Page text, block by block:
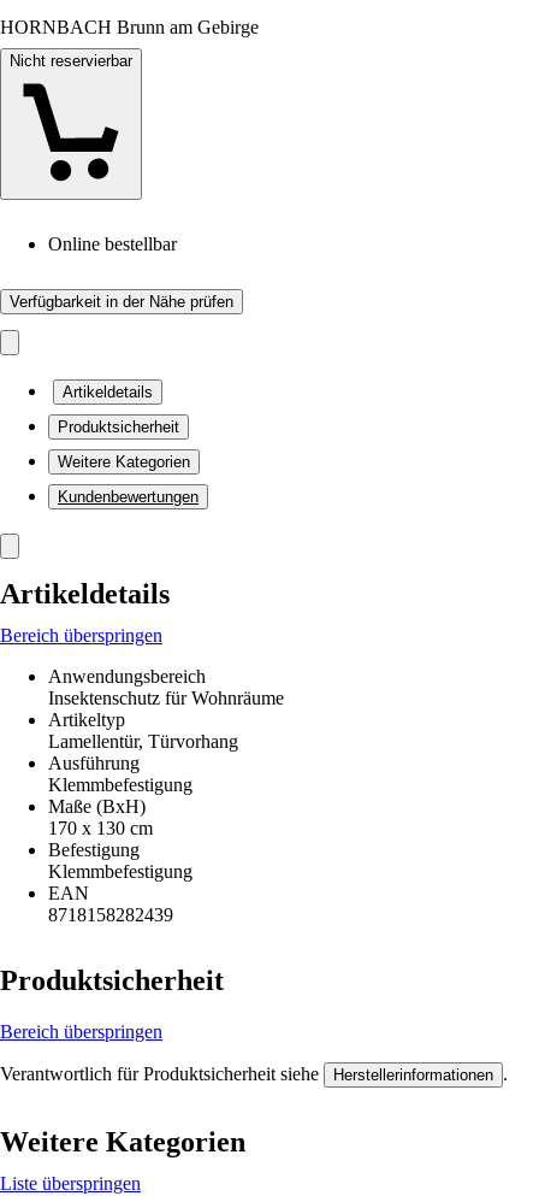
HORNBACH Brunn am Gebirge
Nicht reservierbar
Online bestellbar
Verfügbarkeit in der Nähe prüfen
Artikeldetails
Produktsicherheit
Weitere Kategorien
Kundenbewertungen
Artikeldetails
Bereich überspringen
Anwendungsbereich
Insektenschutz für Wohnräume
Artikeltyp
Lamellentür, Türvorhang
Ausführung
Klemmbefestigung
Maße (BxH)
170 x 130 cm
Befestigung
Klemmbefestigung
EAN
8718158282439
Produktsicherheit
Bereich überspringen
Verantwortlich für Produktsicherheit siehe Herstellerinformationen .
Weitere Kategorien
Liste überspringen